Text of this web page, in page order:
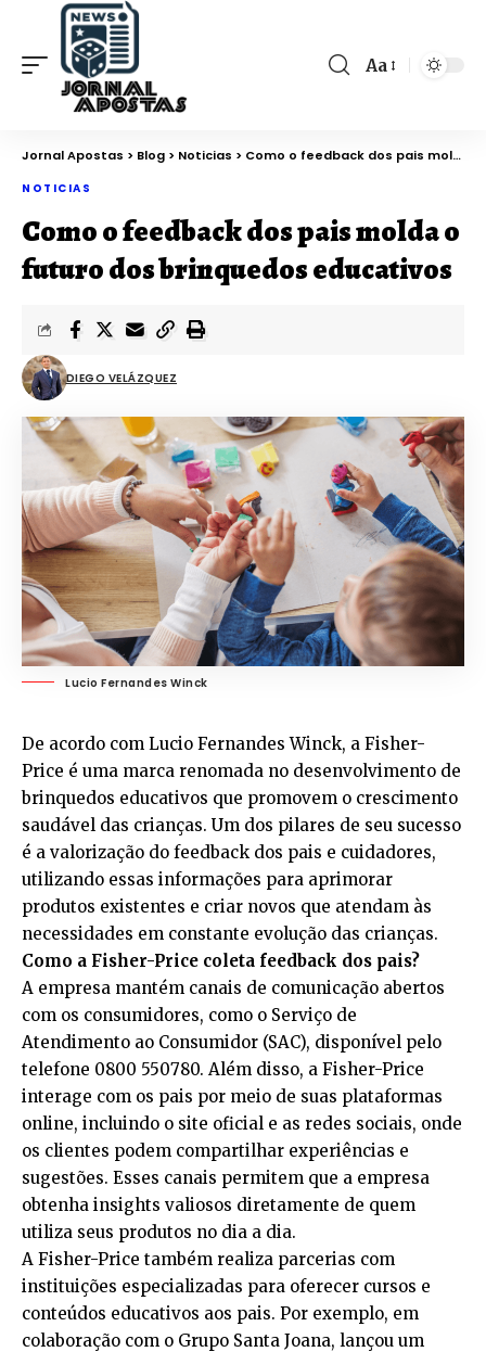
Aa
Jornal Apostas > Blog > Noticias > Como o feedback dos pais molda o futuro dos brinquedos educativos
NOTICIAS
Como o feedback dos pais molda o
futuro dos brinquedos educativos
DIEGO VELÁZQUEZ
Lucio Fernandes Winck
De acordo com Lucio Fernandes Winck, a Fisher-
Price é uma marca renomada no desenvolvimento de
brinquedos educativos que promovem o crescimento
saudável das crianças. Um dos pilares de seu sucesso
é a valorização do feedback dos pais e cuidadores,
utilizando essas informações para aprimorar
produtos existentes e criar novos que atendam às
necessidades em constante evolução das crianças.
Como a Fisher-Price coleta feedback dos pais?
A empresa mantém canais de comunicação abertos
com os consumidores, como o Serviço de
Atendimento ao Consumidor (SAC), disponível pelo
telefone 0800 550780. Além disso, a Fisher-Price
interage com os pais por meio de suas plataformas
online, incluindo o site oficial e as redes sociais, onde
os clientes podem compartilhar experiências e
sugestões. Esses canais permitem que a empresa
obtenha insights valiosos diretamente de quem
utiliza seus produtos no dia a dia.
A Fisher-Price também realiza parcerias com
instituições especializadas para oferecer cursos e
conteúdos educativos aos pais. Por exemplo, em
colaboração com o Grupo Santa Joana, lançou um